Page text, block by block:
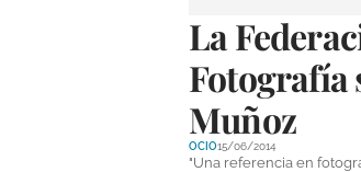
La
Fotografía
Muñoz
OCIO15/06/2014
"Una referencia en